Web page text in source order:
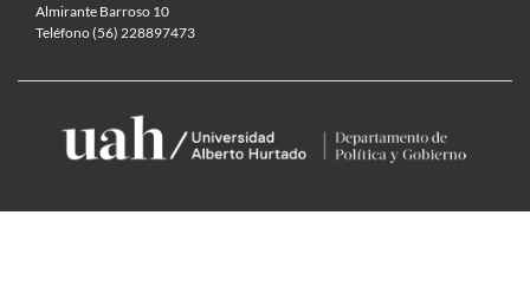
Almirante Barroso 10
Teléfono (56) 228897473